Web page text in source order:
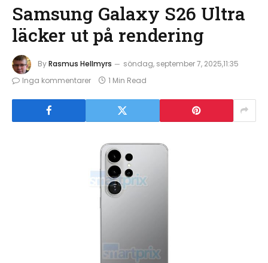
Samsung Galaxy S26 Ultra
läcker ut på rendering
ByRasmus Hellmyrs
söndag, september 7, 2025,11:35
Inga kommentarer
1 Min Read